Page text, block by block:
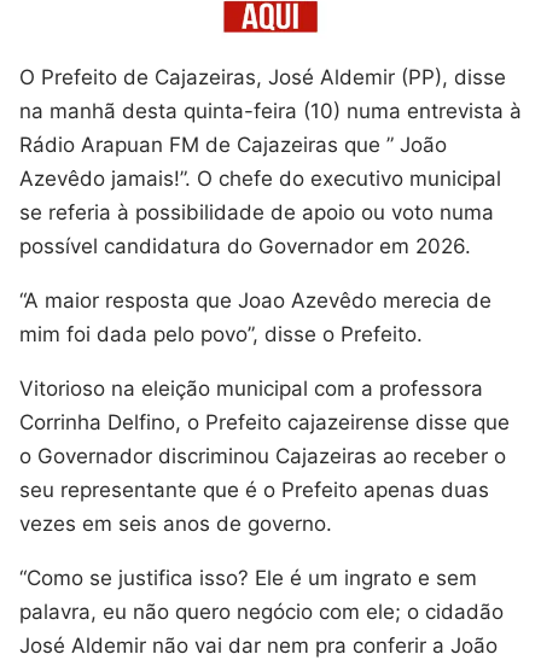
O Prefeito de Cajazeiras, José Aldemir (PP), disse
na manhã desta quinta-feira (10) numa entrevista à
Rádio Arapuan FM de Cajazeiras que ” João
Azevêdo jamais!”. O chefe do executivo municipal
se referia à possibilidade de apoio ou voto numa
possível candidatura do Governador em 2026.
“A maior resposta que Joao Azevêdo merecia de
mim foi dada pelo povo”, disse o Prefeito.
Vitorioso na eleição municipal com a professora
Corrinha Delfino, o Prefeito cajazeirense disse que
o Governador discriminou Cajazeiras ao receber o
seu representante que é o Prefeito apenas duas
vezes em seis anos de governo.
“Como se justifica isso? Ele é um ingrato e sem
palavra, eu não quero negócio com ele; o cidadão
José Aldemir não vai dar nem pra conferir a João